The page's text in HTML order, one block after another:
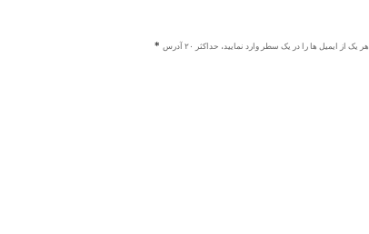
هر یک از ایمیل ها را در یک سطر وارد نمایید، حداکثر ۲۰ آدرس